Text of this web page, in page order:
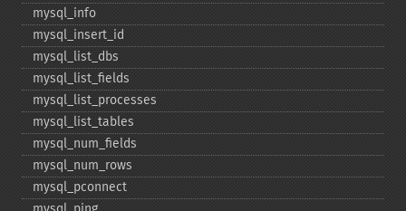
mysql_​info
mysql_​insert_​id
mysql_​list_​dbs
mysql_​list_​fields
mysql_​list_​processes
mysql_​list_​tables
mysql_​num_​fields
mysql_​num_​rows
mysql_​pconnect